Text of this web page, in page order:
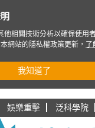
娛樂重擊 泛科學院
他相關技術分析以確保使用
網站的隱私權政策更新，
我知道了